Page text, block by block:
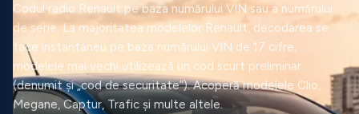
Codul radio Renault pe baza numărului VIN sau a numărului
de serie. La majoritatea modelelor Renault, decodarea se
face instantaneu pe baza numărului VIN de 17 cifre;
modelele mai vechi utilizează un cod scurt preliminar
(denumit și „cod de securitate”). Acoperă modelele Clio,
Megane, Captur, Trafic și multe altele.